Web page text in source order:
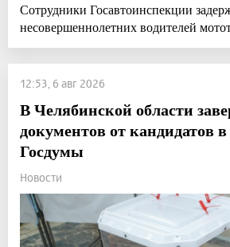
Сотрудники Госавтоинспекции
несовершеннолетних водителей
12:53, 6 авг 2026
В Челябинской области
документов от кандидатов
Госдумы
Новости